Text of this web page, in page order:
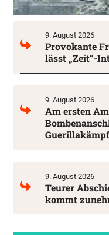
9. August 2026
Provokante
lässt „Zeit“-
9. August 2026
Am ersten
9. August 2026
Teurer
kommt